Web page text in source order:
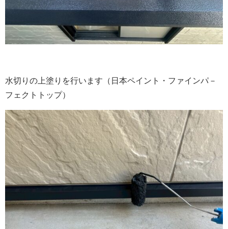
水切りの上塗りを行います（日本ペイント・ファインパ－
フェクトトップ）